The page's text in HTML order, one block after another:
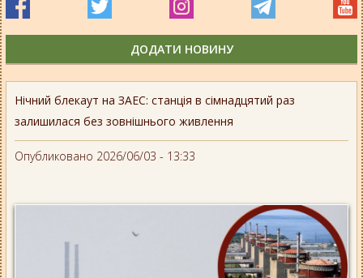
Нічний блекаут на ЗАЕС: станція в сімнадцятий раз
залишилася без зовнішнього живлення
Опубликовано 2026/06/03 - 13:33
ДОДАТИ НОВИНУ